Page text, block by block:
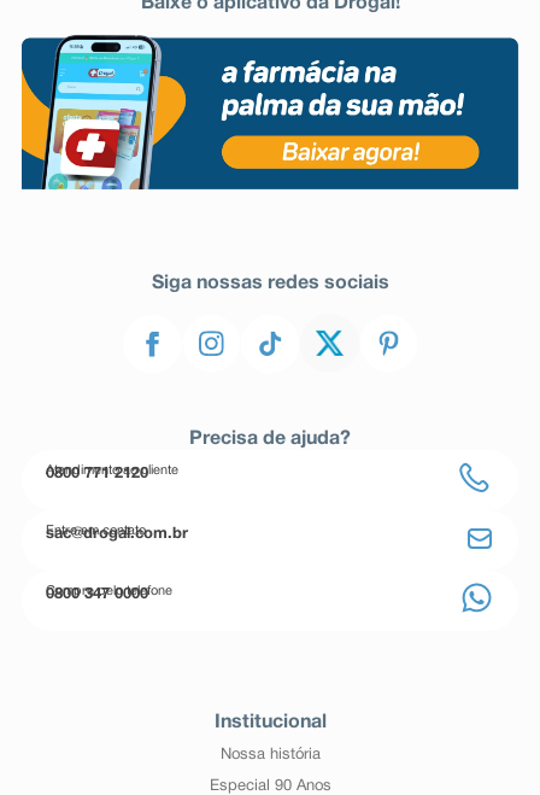
Baixe o aplicativo da Drogal!
Siga nossas redes sociais
Precisa de ajuda?
Atendimento ao cliente
0800 771 2120
Entre em contato
sac@drogal.com.br
Compre pelo telefone
0800 347 0000
Institucional
Nossa história
Especial 90 Anos